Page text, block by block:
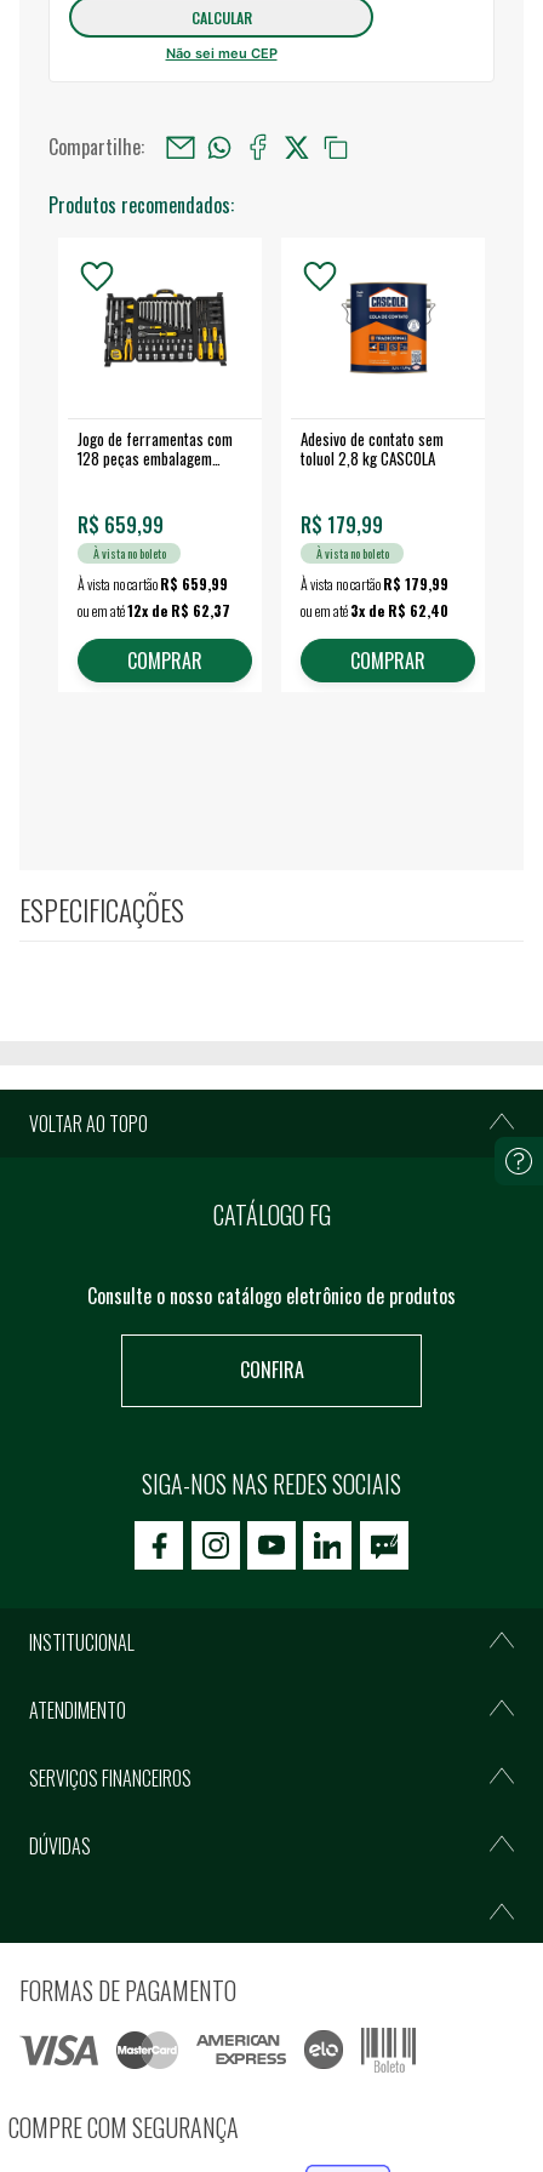
Não sei meu CEP
Compartilhe:
Produtos recomendados:
Jogo de ferramentas com
128 peças embalagem
R$ 659,99
À vista no boleto
À vista no cartãoR$ 659,99
ou em até12x de R$ 62,37
COMPRAR
Adesivo de contato sem
toluol 2,8 kg CASCOLA
R$ 179,99
À vista no boleto
À vista no cartãoR$ 179,99
ou em até3x de R$ 62,40
COMPRAR
ESPECIFICAÇÕES
VOLTAR AO TOPO
CATÁLOGO FG
Consulte o nosso catálogo eletrônico de produtos
CONFIRA
SIGA-NOS NAS REDES SOCIAIS
icon-facebookicon-social02icon-social03
INSTITUCIONAL
ATENDIMENTO
SERVIÇOS FINANCEIROS
DÚVIDAS
FORMAS DE PAGAMENTO
COMPRE COM SEGURANÇA